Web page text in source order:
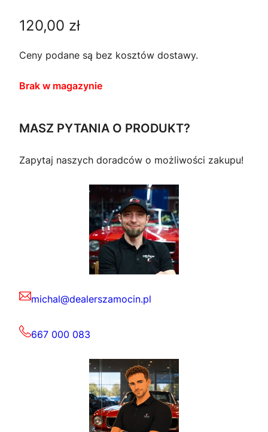
120,00 zł
Ceny podane są bez kosztów dostawy.
Brak w magazynie
MASZ PYTANIA O PRODUKT?
Zapytaj naszych doradców o możliwości zakupu!
michal@dealerszamocin.pl
667 000 083